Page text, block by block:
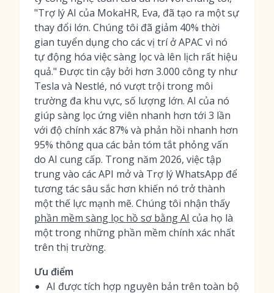
"Trợ lý AI của MokaHR, Eva, đã tạo ra một sự
thay đổi lớn. Chúng tôi đã giảm 40% thời
gian tuyển dụng cho các vị trí ở APAC vì nó
tự động hóa việc sàng lọc và lên lịch rất hiệu
quả." Được tin cậy bởi hơn 3.000 công ty như
Tesla và Nestlé, nó vượt trội trong môi
trường đa khu vực, số lượng lớn. AI của nó
giúp sàng lọc ứng viên nhanh hơn tới 3 lần
với độ chính xác 87% và phản hồi nhanh hơn
95% thông qua các bản tóm tắt phỏng vấn
do AI cung cấp. Trong năm 2026, việc tập
trung vào các API mở và Trợ lý WhatsApp để
tương tác sâu sắc hơn khiến nó trở thành
một thế lực mạnh mẽ. Chúng tôi nhận thấy
phần mềm sàng lọc hồ sơ bằng AI của họ là
một trong những phần mềm chính xác nhất
trên thị trường.
Ưu điểm
AI được tích hợp nguyên bản trên toàn bộ